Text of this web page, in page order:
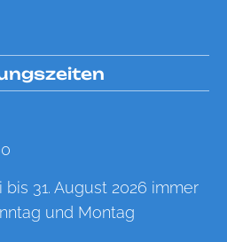
31. August 2026 immer
und Montag